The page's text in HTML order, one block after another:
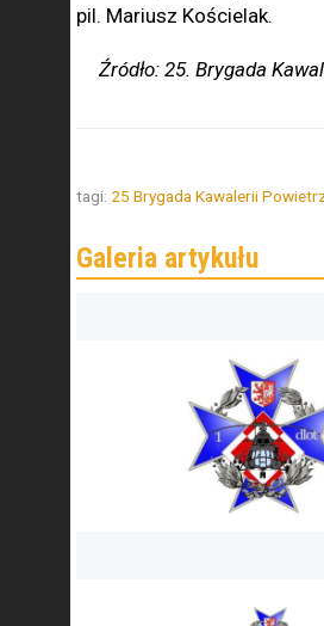
pil. Mariusz Kościelak.
Źródło: 25. Brygada
tagi: 25 Brygada Kawalerii